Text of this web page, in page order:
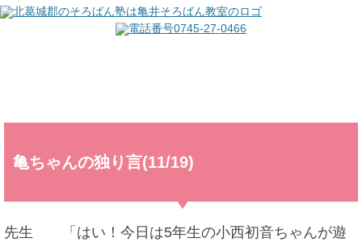
亀ちゃんの独り言(11/19)
先生 「はい！今日は5年生の小西初音ちゃんが遊